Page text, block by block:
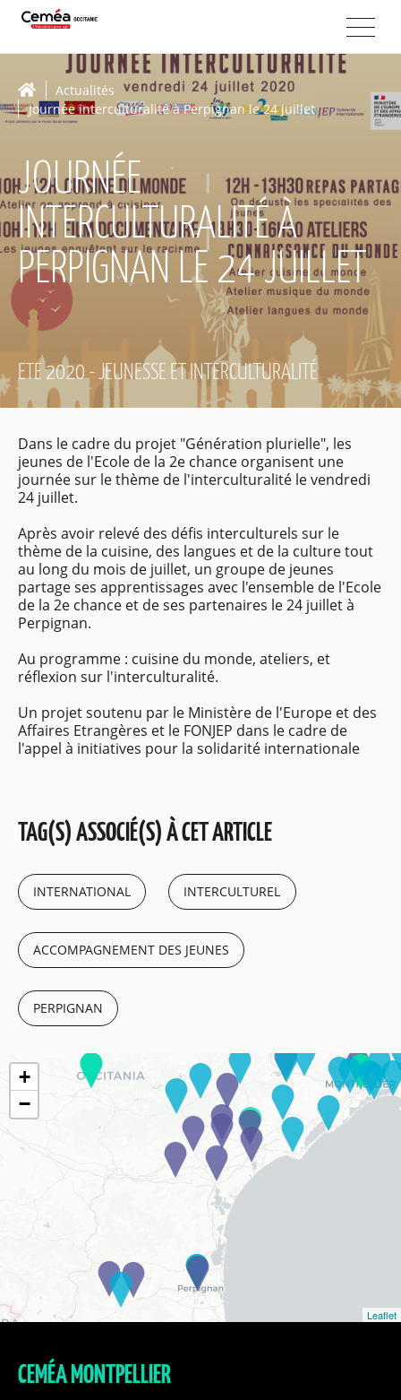
Actualités
Journée interculturalité à Perpignan le 24 juillet
JOURNÉE
INTERCULTURALITÉ À
PERPIGNAN LE 24 JUILLET
ETE 2020 - JEUNESSE ET INTERCULTURALITÉ
Dans le cadre du projet "Génération plurielle", les
jeunes de l'Ecole de la 2e chance organisent une
journée sur le thème de l'interculturalité le vendredi
24 juillet.
Après avoir relevé des défis interculturels sur le
thème de la cuisine, des langues et de la culture tout
au long du mois de juillet, un groupe de jeunes
partage ses apprentissages avec l'ensemble de l'Ecole
de la 2e chance et de ses partenaires le 24 juillet à
Perpignan.
Au programme : cuisine du monde, ateliers, et
réflexion sur l'interculturalité.
Un projet soutenu par le Ministère de l'Europe et des
Affaires Etrangères et le FONJEP dans le cadre de
l'appel à initiatives pour la solidarité internationale
TAG(S) ASSOCIÉ(S) À CET ARTICLE
INTERNATIONAL INTERCULTUREL
ACCOMPAGNEMENT DES JEUNES
PERPIGNAN
+
−
Leaflet
CEMÉA MONTPELLIER